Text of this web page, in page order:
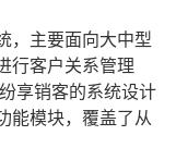
，主要面向大中型
行客户关系管理
享销客的系统设计
能模块，覆盖了从